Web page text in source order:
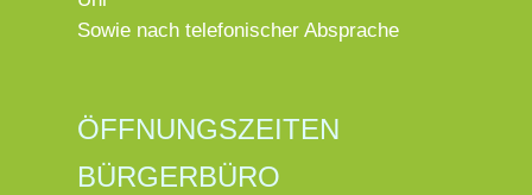
Sowie nach telefonischer Absprache
ÖFFNUNGSZEITEN
BÜRGERBÜRO